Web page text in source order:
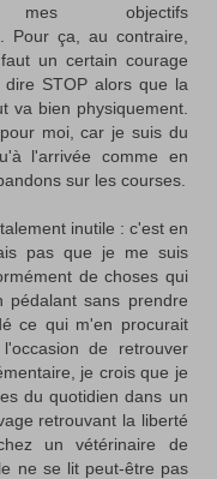
objectifs
Pour ça, au contraire,
un certain courage
STOP alors que la
va bien physiquement.
moi, car je suis du
l'arrivée comme en
sur les courses.
inutile : c'est en
pas que je me suis
de choses qui
pédalant sans prendre
ce qui m'en procurait
de retrouver
je crois que je
du quotidien dans un
retrouvant la liberté
un vétérinaire de
ne se lit peut-être pas